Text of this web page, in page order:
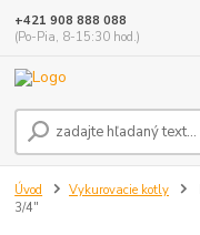
+421 908 888 088
(Po-Pia, 8-15:30 hod.)
Úvod Vykurovacie kotly
3/4"